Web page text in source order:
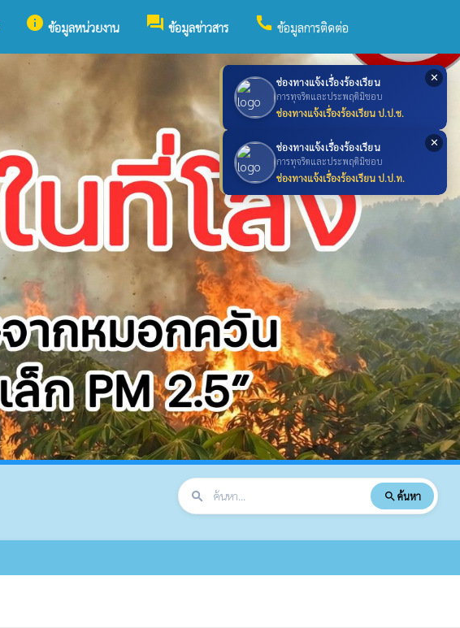
✕
ช่องทางแจ้งเรื่องร้องเรียน
การทุจริตและประพฤติมิชอบ
ช่องทางแจ้งเรื่องร้องเรียน ป.ป.ช.
✕
ช่องทางแจ้งเรื่องร้องเรียน
การทุจริตและประพฤติมิชอบ
ช่องทางแจ้งเรื่องร้องเรียน ป.ป.ท.
info ข้อมูลหน่วยงาน forum ข้อมูลข่าวสาร call ข้อมูลการติดต่อ
search search ค้นหา